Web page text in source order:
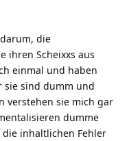
die
ihren Scheixxs aus
einmal und haben
sie sind dumm und
verstehen sie mich gar
dumme
inhaltlichen Fehler